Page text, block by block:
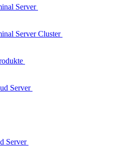
Server
Server Cluster
Server
Server